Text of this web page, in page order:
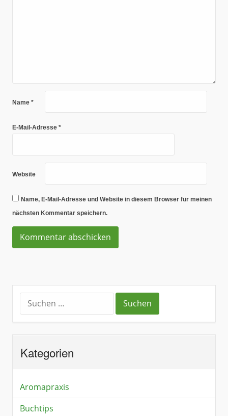
Name *
E-Mail-Adresse *
Website
Name, E-Mail-Adresse und Website in diesem Browser für meinen
nächsten Kommentar speichern.
Kategorien
Aromapraxis
Buchtips